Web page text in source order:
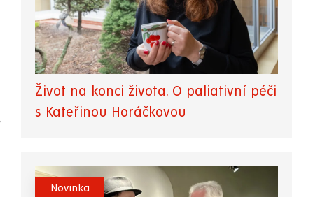
Život na konci života. O paliativní péči
s Kateřinou Horáčkovou
Novinka